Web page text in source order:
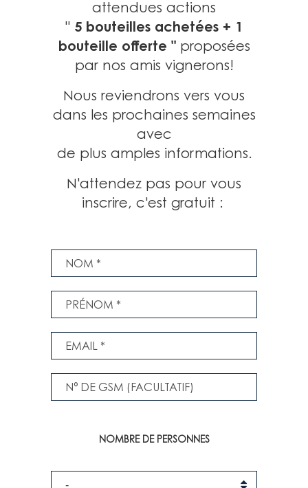
attendues actions
" 5 bouteilles achetées + 1
bouteille offerte " proposées
par nos amis vignerons!
Nous reviendrons vers vous
dans les prochaines semaines
avec
de plus amples informations.
N'attendez pas pour vous
inscrire, c'est gratuit :
NOMBRE DE PERSONNES